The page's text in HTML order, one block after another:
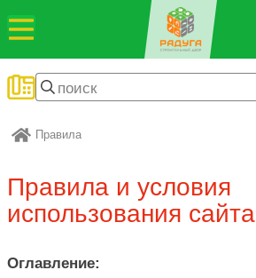
Радуга
Правила
Правила и условия
использования сайта
Оглавление: